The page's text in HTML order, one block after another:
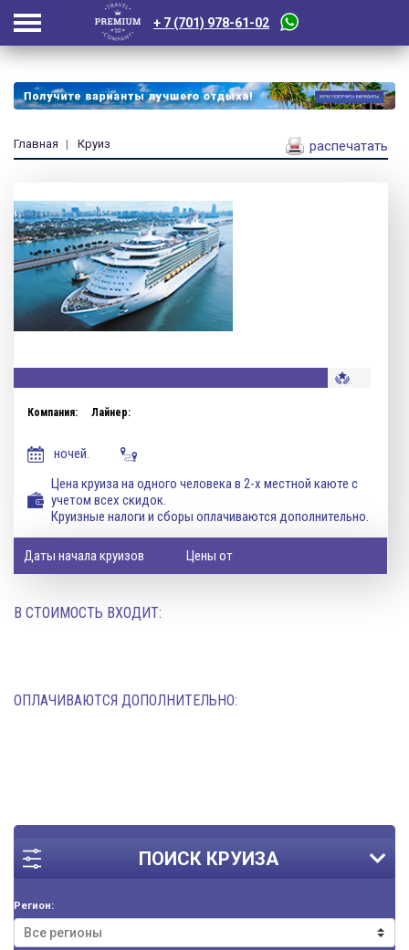
+ 7 (701) 978-61-02
ПОИСК КРУИЗА
Регион:
Главная Круиз распечатать
Компания: Лайнер:
ночей.
Цена круиза на одного человека в 2-х местной каюте с
учетом всех скидок.
Круизные налоги и сборы оплачиваются дополнительно.
Даты начала круизов Цены от
В СТОИМОСТЬ ВХОДИТ:
ОПЛАЧИВАЮТСЯ ДОПОЛНИТЕЛЬНО: